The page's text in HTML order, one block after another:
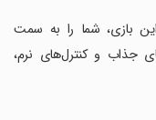
بازی، شما را به سمت
و کنترل‌های نرم،